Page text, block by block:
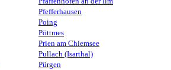
Pfefferhausen
Poing
Pöttmes
Prien am Chiemsee
Pullach (Isarthal)
Pürgen